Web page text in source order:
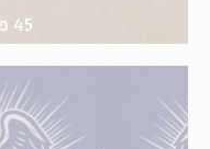
45 פרקים